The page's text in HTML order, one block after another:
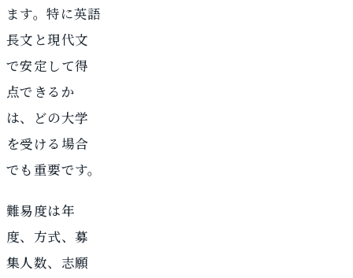
ます。特に英語
長文と現代文
で安定して得
点できるか
は、どの大学
を受ける場合
でも重要です。
難易度は年
度、方式、募
集人数、志願